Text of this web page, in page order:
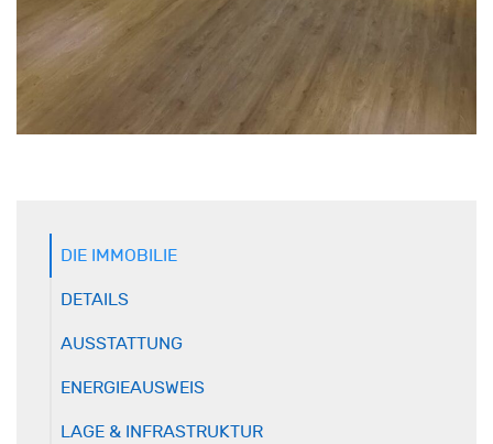
DIE IMMOBILIE
DETAILS
AUSSTATTUNG
ENERGIEAUSWEIS
LAGE & INFRASTRUKTUR